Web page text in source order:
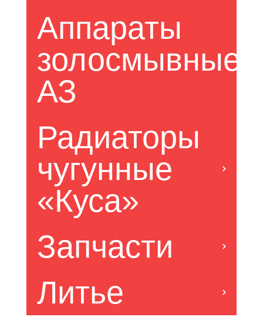
Аппараты
золосмывные
АЗ
Радиаторы
чугунные
«Куса»
Запчасти
Литье